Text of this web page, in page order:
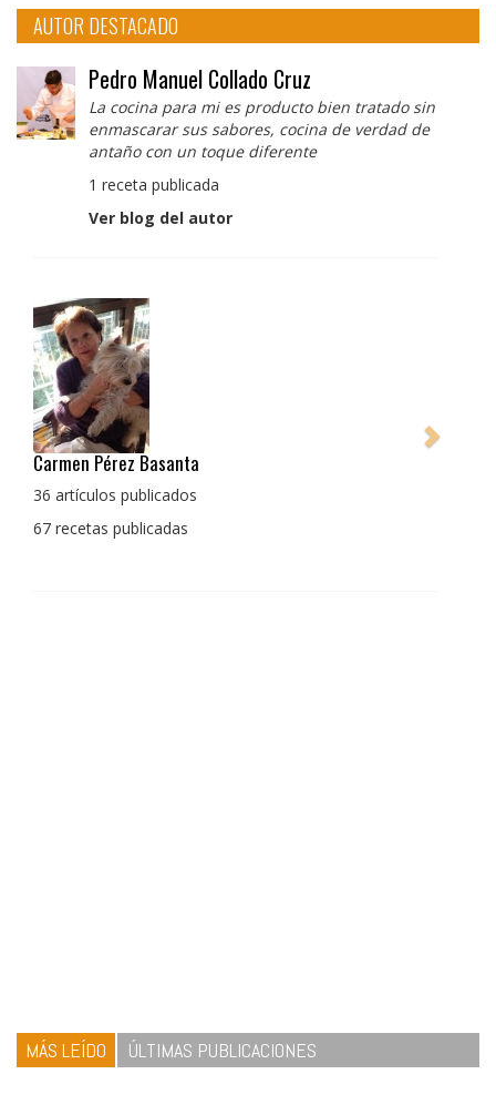
AUTOR DESTACADO
Pedro Manuel Collado Cruz
La cocina para mi es producto bien tratado sin
enmascarar sus sabores, cocina de verdad de
antaño con un toque diferente
1 receta publicada
Ver blog del autor
Pedro Manuel Collado Cruz
La cocina para mi es producto bien tratado sin
con un toque diferente